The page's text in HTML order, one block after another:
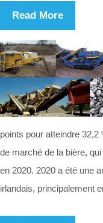
Read More
points pour atteindre
de marché de la bière,
en 2020. 2020 a été une
irlandais, principalement